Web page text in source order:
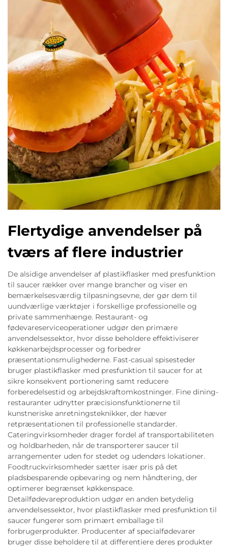
Flertydige anvendelser på
tværs af flere industrier
De alsidige anvendelser af plastikflasker med presfunktion
til saucer rækker over mange brancher og viser en
bemærkelsesværdig tilpasningsevne, der gør dem til
uundværlige værktøjer i forskellige professionelle og
private sammenhænge. Restaurant- og
fødevareserviceoperationer udgør den primære
anvendelsessektor, hvor disse beholdere effektiviserer
køkkenarbejdsprocesser og forbedrer
præsentationsmulighederne. Fast-casual spisesteder
bruger plastikflasker med presfunktion til saucer for at
sikre konsekvent portionering samt reducere
forberedelsestid og arbejdskraftomkostninger. Fine dining-
restauranter udnytter præcisionsfunktionerne til
kunstneriske anretningsteknikker, der hæver
retpræsentationen til professionelle standarder.
Cateringvirksomheder drager fordel af transportabiliteten
og holdbarheden, når de transporterer saucer til
arrangementer uden for stedet og udendørs lokationer.
Foodtruckvirksomheder sætter især pris på det
pladsbesparende opbevaring og nem håndtering, der
optimerer begrænset køkkenspace.
Detailfødevareproduktion udgør en anden betydelig
anvendelsessektor, hvor plastikflasker med presfunktion til
saucer fungerer som primært emballage til
forbrugerprodukter. Producenter af specialfødevarer
bruger disse beholdere til at differentiere deres produkter